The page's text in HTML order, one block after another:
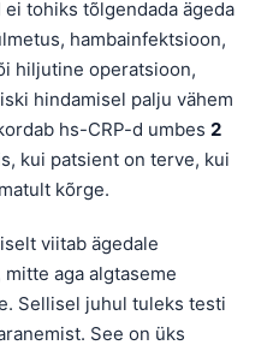
tohiks tõlgendada ägeda
hambainfektsioon,
hiljutine operatsioon,
hindamisel palju vähem
hs-CRP-d umbes 2
kui patsient on terve, kui
kõrge.
viitab ägedale
aga algtaseme
Sellisel juhul tuleks testi
See on üks